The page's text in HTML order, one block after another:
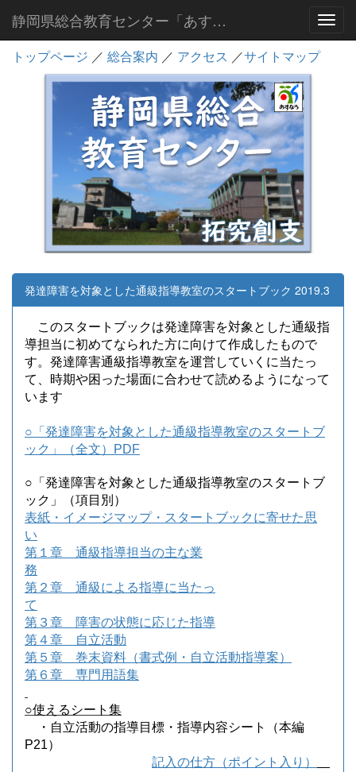
静岡県総合教育センター「あすなろ」
トップページ ／ 総合案内 ／ アクセス ／サイトマップ
発達障害を対象とした通級指導教室のスタートブック 2019.3
このスタートブックは発達障害を対象とした通級指
導担当に初めてなられた方に向けて作成したもので
す。発達障害通級指導教室を運営していくに当たっ
て、時期や困った場面に合わせて読めるようになって
います
○「発達障害を対象とした通級指導教室のスタートブ
ック」（全文）
PDF
○「発達障害を対象とした通級指導教室のスタートブ
ック」（項目別）
表紙・イメージマップ・スタートブックに寄せた思
い
第１章 通級指導担当の主な業
務
第２章 通級による指導に当たっ
て
第３章 障害の状態に応じた指導
第４章 自立活動
第５章 巻末資料（書式例・自立活動指導案）
第６章 専門用語集
○使えるシート集
・自立活動の指導目標・指導内容シート（本編
P21）
記入の仕方（ポイント入り）